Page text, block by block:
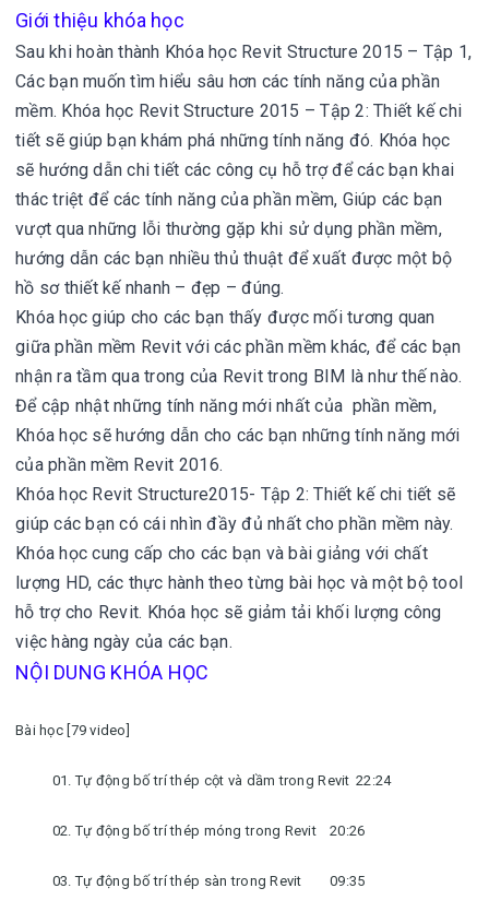
Giới thiệu khóa học
Sau khi hoàn thành Khóa học Revit Structure 2015 – Tập 1,
Các bạn muốn tìm hiểu sâu hơn các tính năng của phần
mềm. Khóa học Revit Structure 2015 – Tập 2: Thiết kế chi
tiết sẽ giúp bạn khám phá những tính năng đó. Khóa học
sẽ hướng dẫn chi tiết các công cụ hỗ trợ để các bạn khai
thác triệt để các tính năng của phần mềm, Giúp các bạn
vượt qua những lỗi thường gặp khi sử dụng phần mềm,
hướng dẫn các bạn nhiều thủ thuật để xuất được một bộ
hồ sơ thiết kế nhanh – đẹp – đúng.
Khóa học giúp cho các bạn thấy được mối tương quan
giữa phần mềm Revit với các phần mềm khác, để các bạn
nhận ra tầm qua trong của Revit trong BIM là như thế nào.
Để cập nhật những tính năng mới nhất của phần mềm,
Khóa học sẽ hướng dẫn cho các bạn những tính năng mới
của phần mềm Revit 2016.
Khóa học Revit Structure2015- Tập 2: Thiết kế chi tiết sẽ
giúp các bạn có cái nhìn đầy đủ nhất cho phần mềm này.
Khóa học cung cấp cho các bạn và bài giảng với chất
lượng HD, các thực hành theo từng bài học và một bộ tool
hỗ trợ cho Revit. Khóa học sẽ giảm tải khối lượng công
việc hàng ngày của các bạn.
NỘI DUNG KHÓA HỌC
Bài học [79 video]
01. Tự động bố trí thép cột và dầm trong Revit 22:24
02. Tự động bố trí thép móng trong Revit 20:26
03. Tự động bố trí thép sàn trong Revit 09:35